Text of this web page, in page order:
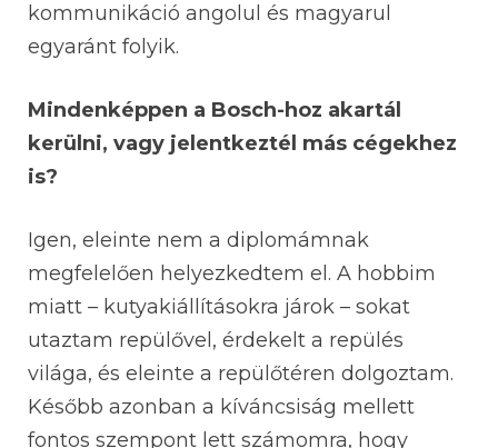
kommunikáció angolul és magyarul
egyaránt folyik.
Mindenképpen a Bosch-hoz akartál
kerülni, vagy jelentkeztél más cégekhez
is?
Igen, eleinte nem a diplomámnak
megfelelően helyezkedtem el. A hobbim
miatt – kutyakiállításokra járok – sokat
utaztam repülővel, érdekelt a repülés
világa, és eleinte a repülőtéren dolgoztam.
Később azonban a kíváncsiság mellett
fontos szempont lett számomra, hogy